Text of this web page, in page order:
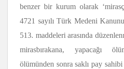
benzer bir kurum olarak
4721 sayılı Türk Medeni
513. maddeleri arasında
mirasbırakana, yapacağı
ölümünden sonra saklı pay sahibi